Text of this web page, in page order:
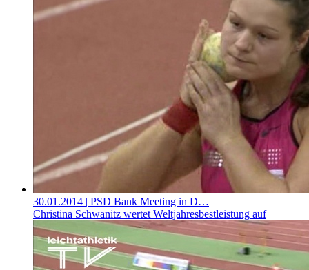
30.01.2014 | PSD Bank Meeting in D…
Christina Schwanitz wertet Weltjahresbestleistung auf